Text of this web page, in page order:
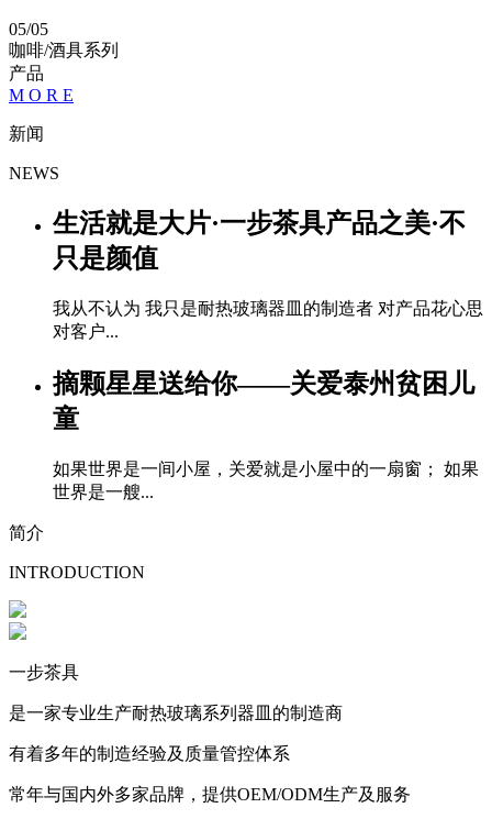
05/05
咖啡/酒具系列
产品
M O R E
新闻
NEWS
生活就是大片·一步茶具产品之美·不
只是颜值
我从不认为 我只是耐热玻璃器皿的制造者 对产品花心思
对客户...
摘颗星星送给你——关爱泰州贫困儿
童
如果世界是一间小屋，关爱就是小屋中的一扇窗； 如果
世界是一艘...
简介
INTRODUCTION
一步茶具
是一家专业生产耐热玻璃系列器皿的制造商
有着多年的制造经验及质量管控体系
常年与国内外多家品牌，提供OEM/ODM生产及服务